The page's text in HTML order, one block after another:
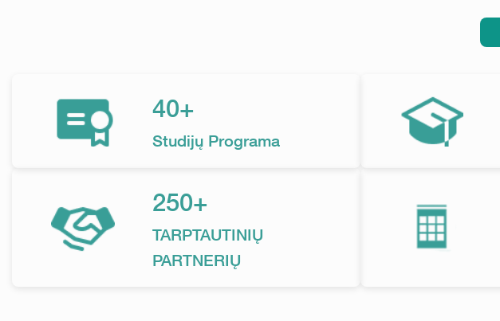
40+
Studijų Programa
250+
TARPTAUTINIŲ
PARTNERIŲ